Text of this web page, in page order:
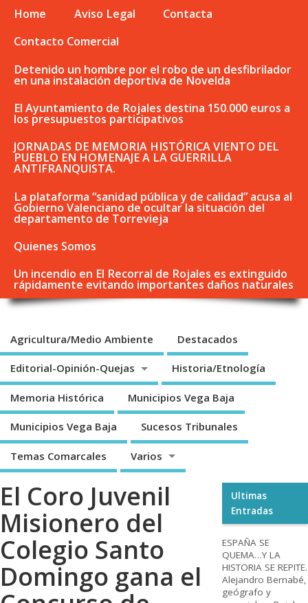
Home Aviso Legal
Contacta
Contacto Comercial
Detenido un hombre por el robo de un desfibrilador
en una instalación deportiva de Novelda
El Ayuntamiento de Rojales destina 150.000 euros a
los presupuestos participativos
JORNADAS DE MEMORIA HISTÓRICA VIENTO DEL
PUEBLO EN HOMENAJE A LA GUERRILLA
ANTIFRANQUISTA.
La plataforma “sanidad pública y de calidad” acusa al
Gobierno Valenciano de ocultar la situación del
departamento de Torrevieja
Quienes Somos
Un incendio en El Recorral de Rojales es extinguido
rápidamente evitando importantes daños naturales
Agricultura/Medio Ambiente Destacados
Editorial-Opinión-Quejas Historia/Etnología
Memoria Histórica Municipios Vega Baja
Municipios Vega Baja Sucesos Tribunales
Temas Comarcales Varios
El Coro Juvenil
Misionero del
Colegio Santo
Domingo gana el
Ultimas
Entradas
ESPAÑA SE
QUEMA…Y LA
HISTORIA SE REPITE.
Alejandro Bernabé,
geógrafo y